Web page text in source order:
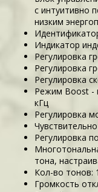
с интуитивно
низким
Индикатор
Регулировка
Регулировка
Регулировка
Режим Boost -
кГц
Регулировка
Регулировка
тона,
Кол-во тонов:
Громкость